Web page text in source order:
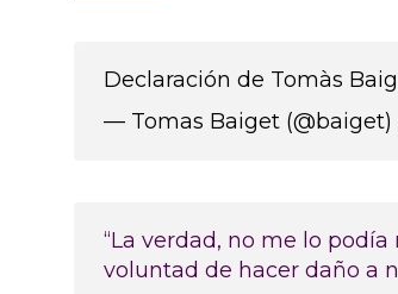
Declaración de Tomàs
— Tomas Baiget (@baiget)
“La verdad, no me lo
voluntad de hacer daño a